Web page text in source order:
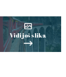
Vidi još slika